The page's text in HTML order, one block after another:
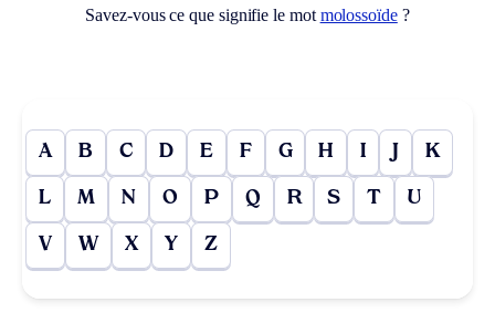
Savez-vous ce que signifie le mot molossoïde?
A B C D E F G H I J K
L M N O P Q R S T U
V W X Y Z